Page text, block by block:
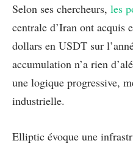
Selon ses chercheurs, les
centrale d’Iran ont acquis
dollars en USDT sur
accumulation n’a rien
une logique progressive,
industrielle.
Elliptic évoque une